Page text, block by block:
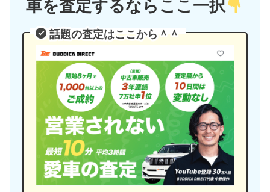
車を査定するならここ一択
話題の査定はここから＾＾